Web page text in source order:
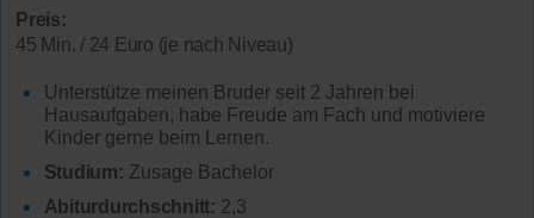
Preis:
45 Min. / 24 Euro (je nach Niveau)
Unterstütze meinen Bruder seit 2 Jahren bei
Hausaufgaben, habe Freude am Fach und motiviere
Kinder gerne beim Lernen.
Studium: Zusage Bachelor
Abiturdurchschnitt: 2,3